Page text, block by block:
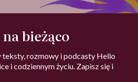
bieżąco
rozmowy i podcasty Hello
i codziennym życiu. Zapisz się i